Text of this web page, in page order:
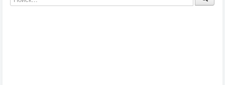
Музыка из мультфильмов
Музыка из сериалов